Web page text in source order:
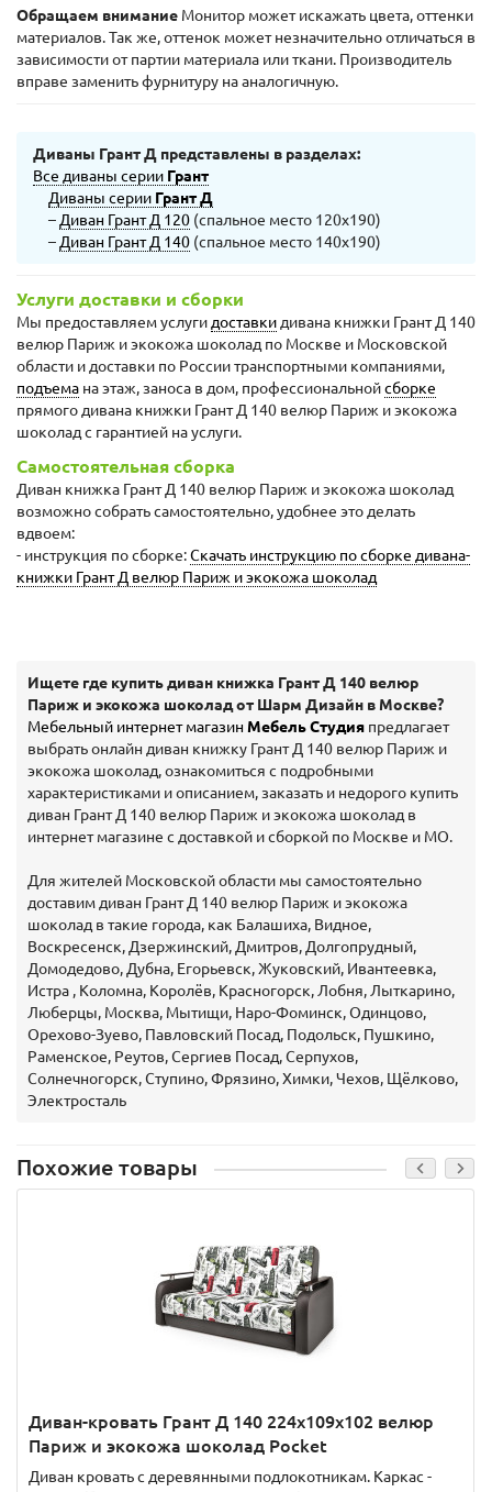
Обращаем внимание Монитор может искажать цвета, оттенки
материалов. Так же, оттенок может незначительно отличаться в
зависимости от партии материала или ткани. Производитель
вправе заменить фурнитуру на аналогичную.
Диваны Грант Д представлены в разделах:
Все диваны серии Грант
Диваны серии Грант Д
–Диван Грант Д 120 (спальное место 120х190)
–Диван Грант Д 140 (спальное место 140х190)
Услуги доставки и сборки
Мы предоставляем услугидоставкидивана книжки Грант Д 140
велюр Париж и экокожа шоколад по Москве и Московской
области и доставки по России транспортными компаниями,
подъема на этаж, заноса в дом, профессиональнойсборке
прямого дивана книжки Грант Д 140 велюр Париж и экокожа
шоколад с гарантией на услуги.
Самостоятельная сборка
Диван книжка Грант Д 140 велюр Париж и экокожа шоколад
возможно собрать самостоятельно, удобнее это делать
вдвоем:
- инструкция по сборке:Скачать инструкцию по сборке дивана-
книжки Грант Д велюр Париж и экокожа шоколад
Ищете где купить диван книжка Грант Д 140 велюр
Париж и экокожа шоколад от Шарм Дизайн в Москве?
Мебельный интернет магазин Мебель Студия предлагает
выбрать онлайн диван книжку Грант Д 140 велюр Париж и
экокожа шоколад, ознакомиться с подробными
характеристиками и описанием, заказать и недорого купить
диван Грант Д 140 велюр Париж и экокожа шоколад в
интернет магазине с доставкой и сборкой по Москве и МО.
Для жителей Московской области мы самостоятельно
доставим диван Грант Д 140 велюр Париж и экокожа
шоколад в такие города, как Балашиха, Видное,
Воскресенск, Дзержинский, Дмитров, Долгопрудный,
Домодедово, Дубна, Егорьевск, Жуковский, Ивантеевка,
Истра , Коломна, Королёв, Красногорск, Лобня, Лыткарино,
Люберцы, Москва, Мытищи, Наро-Фоминск, Одинцово,
Орехово-Зуево, Павловский Посад, Подольск, Пушкино,
Раменское, Реутов, Сергиев Посад, Серпухов,
Солнечногорск, Ступино, Фрязино, Химки, Чехов, Щёлково,
Электросталь
Похожие товары
Диван-кровать Грант Д 140 224х109х102 велюр
Париж и экокожа шоколад Pocket
Диван кровать с деревянными подлокотникам. Каркас -